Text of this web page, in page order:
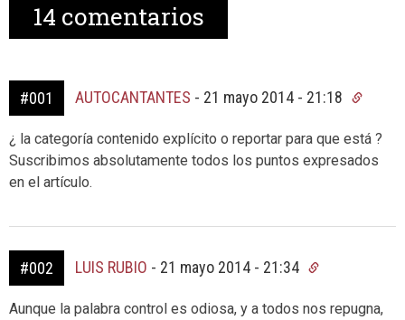
14 comentarios
#001 AUTOCANTANTES - 21 mayo 2014 - 21:18
¿ la categoría contenido explícito o reportar para que está ?
Suscribimos absolutamente todos los puntos expresados
en el artículo.
#002 LUIS RUBIO - 21 mayo 2014 - 21:34
Aunque la palabra control es odiosa, y a todos nos repugna,